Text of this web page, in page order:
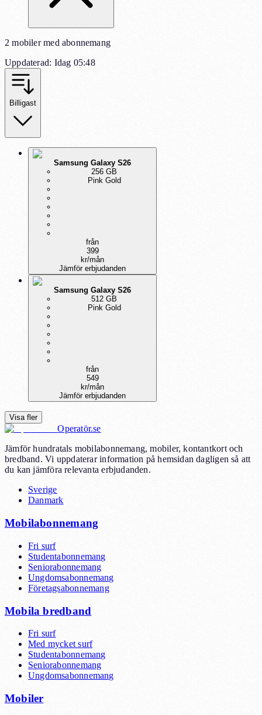
2 mobiler med abonnemang
Uppdaterad: Idag 05:48
Billigast
Samsung Galaxy S26
256 GB
Pink Gold
från
399
kr/mån
Jämför erbjudanden
Samsung Galaxy S26
512 GB
Pink Gold
från
549
kr/mån
Jämför erbjudanden
Visa fler
Operatör.se
Jämför hundratals mobilabonnemang, mobiler, kontantkort och
bredband. Vi uppdaterar information på hemsidan dagligen så att
du kan jämföra relevanta erbjudanden.
Sverige
Danmark
Mobilabonnemang
Fri surf
Studentabonnemang
Seniorabonnemang
Ungdomsabonnemang
Företagsabonnemang
Mobila bredband
Fri surf
Med mycket surf
Studentabonnemang
Seniorabonnemang
Ungdomsabonnemang
Mobiler